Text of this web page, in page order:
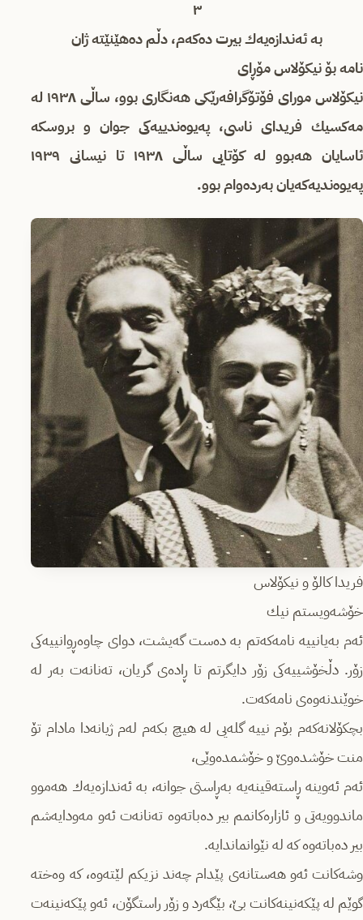
٣
بە ئەندازەیەك بیرت دەكەم، دڵم دەهێنێتە ژان
نامە بۆ نیكۆلاس مۆڕای
نیكۆلاس مورای فۆتۆگرافەرێكی هەنگاری بوو، ساڵی ١٩٣٨ لە
مەكسیك فریدای ناسی، پەیوەندییەكی جوان و بروسكە
ئاسایان هەبوو لە كۆتایی ساڵی ١٩٣٨ تا نیسانی ١٩٣٩
پەیوەندیەكەیان بەردەوام بوو.
فریدا کالۆ و نیکۆلاس
خۆشەویستم نیك
ئەم بەیانییە نامەكەتم بە دەست گەیشت، دوای چاوەڕوانییەكی
زۆر. دڵخۆشییەكی زۆر دایگرتم تا ڕادەی گریان، تەنانەت بەر لە
خوێندنەوەی نامەكەت.
بچكۆلانەكەم بۆم نییە گلەیی لە هیچ بكەم لەم ژیانەدا مادام تۆ
منت خۆشدەوێ‌ و خۆشمدەوێی،
ئەم ئەوینە ڕاستەقینەیە بەڕاستی جوانە، بە ئەندازەیەك هەموو
ماندوویەتی و ئازارەكانمم بیر دەباتەوە تەنانەت ئەو مەودایەشم
بیر دەباتەوە كە لە نێوانماندایە.
وشەكانت ئەو هەستانەی پێدام چەند نزیكم لێتەوە، كە وەختە
گوێم لە پێكەنینەكانت بێ‌، بێگەرد و زۆر راستگۆن، ئەو پێكەنینەت